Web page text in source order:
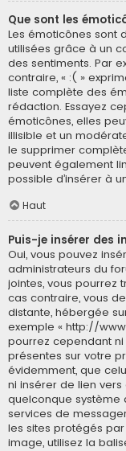
Que sont les
Les émoticônes sont
utilisées grâce à un
des sentiments. Par
contraire, « :( »
liste complète des
rédaction. Essayez
émoticônes, elles
illisible et un
le supprimer
peuvent également
possible d’insérer à
Haut
Puis-je insérer des
Oui, vous pouvez
administrateurs du
jointes, vous pourrez
cas contraire, vous
distante, hébergée
exemple « http://
pourrez cependant
présentes sur votre
évidemment, que
ni insérer de lien
quelconque système
services de
les sites protégés
image, utilisez la